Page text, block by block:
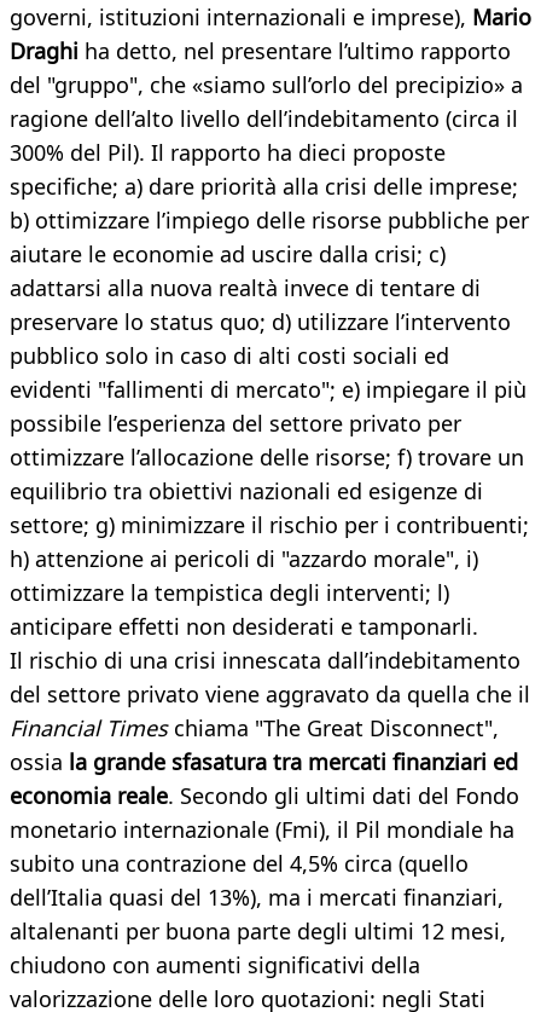
governi, istituzioni internazionali e imprese), Mario
Draghi ha detto, nel presentare l’ultimo rapporto
del "gruppo", che «siamo sull’orlo del precipizio» a
ragione dell’alto livello dell’indebitamento (circa il
300% del Pil). Il rapporto ha dieci proposte
specifiche; a) dare priorità alla crisi delle imprese;
b) ottimizzare l’impiego delle risorse pubbliche per
aiutare le economie ad uscire dalla crisi; c)
adattarsi alla nuova realtà invece di tentare di
preservare lo status quo; d) utilizzare l’intervento
pubblico solo in caso di alti costi sociali ed
evidenti "fallimenti di mercato"; e) impiegare il più
possibile l’esperienza del settore privato per
ottimizzare l’allocazione delle risorse; f) trovare un
equilibrio tra obiettivi nazionali ed esigenze di
settore; g) minimizzare il rischio per i contribuenti;
h) attenzione ai pericoli di "azzardo morale", i)
ottimizzare la tempistica degli interventi; l)
anticipare effetti non desiderati e tamponarli.
Il rischio di una crisi innescata dall’indebitamento
del settore privato viene aggravato da quella che il
Financial Timeschiama "The Great Disconnect",
ossia la grande sfasatura tra mercati finanziari ed
economia reale. Secondo gli ultimi dati del Fondo
monetario internazionale (Fmi), il Pil mondiale ha
subito una contrazione del 4,5% circa (quello
dell’Italia quasi del 13%), ma i mercati finanziari,
altalenanti per buona parte degli ultimi 12 mesi,
chiudono con aumenti significativi della
valorizzazione delle loro quotazioni: negli Stati